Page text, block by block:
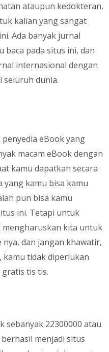
ataupun kedokteran,
kalian yang sangat
Ada banyak jurnal
baca pada situs ini, dan
internasional dengan
seluruh dunia.
eBook yang
macam eBook dengan
kamu dapatkan secara
yang kamu bisa kamu
pun bisa kamu
ini. Tetapi untuk
mengharuskan kita untuk
dan jangan khawatir,
tidak diperlukan
tis tis.
sebanyak 22300000 atau
menjadi situs